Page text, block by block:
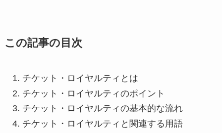
この記事の目次
チケット・ロイヤルティとは
チケット・ロイヤルティのポイント
チケット・ロイヤルティの基本的な流れ
チケット・ロイヤルティと関連する用語